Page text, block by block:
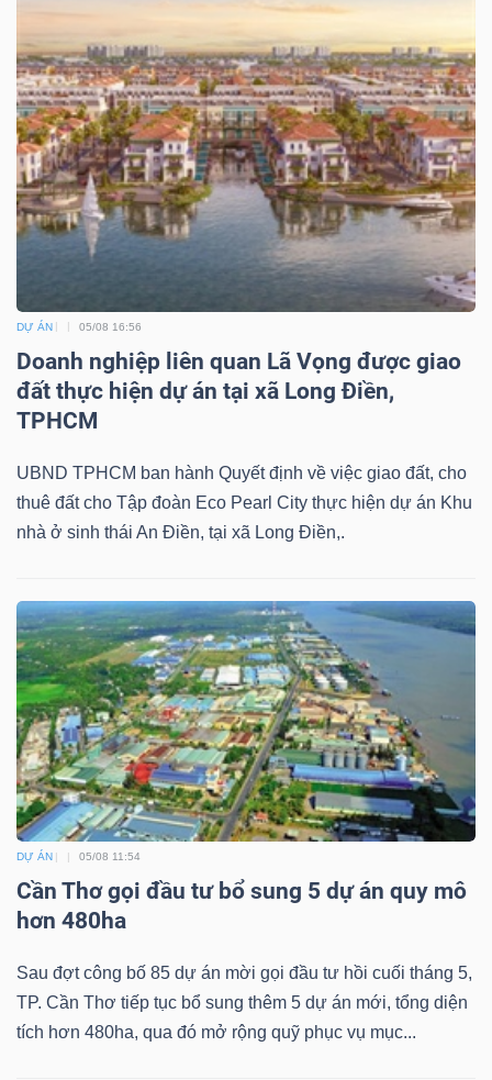
DỰ ÁN 05/08 16:56
Doanh nghiệp liên quan Lã Vọng được giao
đất thực hiện dự án tại xã Long Điền,
TPHCM
UBND TPHCM ban hành Quyết định về việc giao đất, cho
thuê đất cho Tập đoàn Eco Pearl City thực hiện dự án Khu
nhà ở sinh thái An Điền, tại xã Long Điền,.
DỰ ÁN 05/08 11:54
Cần Thơ gọi đầu tư bổ sung 5 dự án quy mô
hơn 480ha
Sau đợt công bố 85 dự án mời gọi đầu tư hồi cuối tháng 5,
TP. Cần Thơ tiếp tục bổ sung thêm 5 dự án mới, tổng diện
tích hơn 480ha, qua đó mở rộng quỹ phục vụ mục...